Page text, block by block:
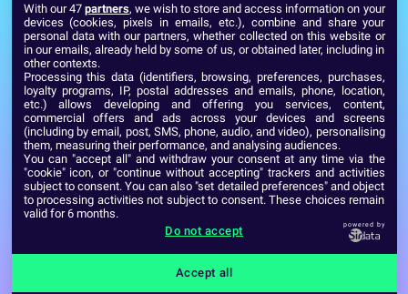
Voir toutes les écoles du Réseau GES
Établissement d’Enseignement Supérieur Technique Privé
Dernière mise à jour : Septembre 2024
Mentions légales
With our 47 partners, we wish to store and access information on your
devices (cookies, pixels in emails, etc.), combine and share your
personal data with our partners, whether collected on this website or
in our emails, already held by some of us, or obtained later, including in
other contexts.
Processing this data (identifiers, browsing, preferences, purchases,
loyalty programs, IP, postal addresses and emails, phone, location,
etc.) allows developing and offering you services, content,
commercial offers and ads across your devices and screens
(including by email, post, SMS, phone, audio, and video), personalising
them, measuring their performance, and analysing audiences.
You can "accept all" and withdraw your consent at any time via the
"cookie" icon, or "continue without accepting" trackers and activities
subject to consent. You can also "set detailed preferences" and object
to processing activities not subject to consent. These choices remain
valid for 6 months.
Do not accept
powered by
Accept all